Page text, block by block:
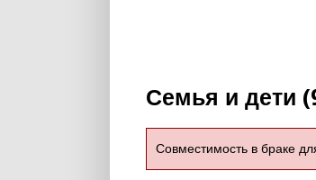
Семья и дети
Совместимость в браке